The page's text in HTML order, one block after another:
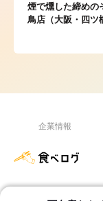
煙で燻した締めの
鳥店（大阪・四ツ
企業情報